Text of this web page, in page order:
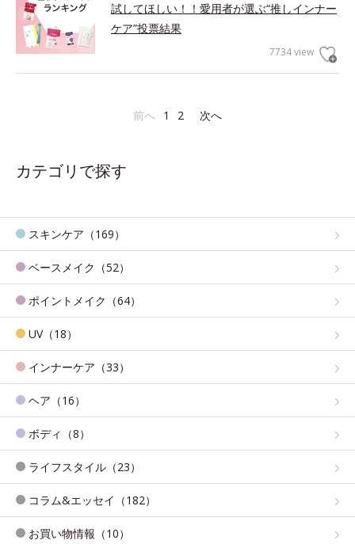
試してほしい！！愛用者が選ぶ“推しインナー
ケア”投票結果
7734 view
前へ 1 2 次へ
カテゴリで探す
スキンケア（169）
ベースメイク（52）
ポイントメイク（64）
UV（18）
インナーケア（33）
ヘア（16）
ボディ（8）
ライフスタイル（23）
コラム&エッセイ（182）
お買い物情報（10）